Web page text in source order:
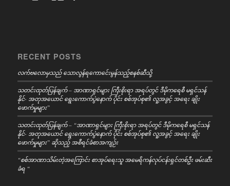
RECENT POSTS
လက်ဗလောမှသည် သောလွန်ရကောင်ေးမွန်သည့်စနစ်ဆီသို့
သတင်းထုတ်ပြန်ချက် – အာဏာရှင်များ ကြီးစိုးရာ အရပ်တွင် ဒီမိုကရေစီ မရှင်သန်
နိုင်- အတုအယောင် ရွေးကောက်ပွဲနောက် ပိုင်း စစ်အုပ်စု၏ လူ့အခွင့် အရေး ချိုး
ဖောက်မှုများ”
သတင်းထုတ်ပြန်ချက် – “အာဏာရှင်များ ကြီးစိုးရာ အရပ်တွင် ဒီမိုကရေစီ မရှင်သန်
နိုင်- အတုအယောင် ရွေးကောက်ပွဲနောက် ပိုင်း စစ်အုပ်စု၏ လူ့အခွင့် အရေး ချိုး
ဖောက်မှုများ” ဆိုသည့် အစီရင်ခံစာအကျဉ်း
“စစ်အာဏာသိမ်းတဲ့အကြောင်း စာအုပ်ရေးသူ အမေရိကန်လုပ်ငန်းရှင်တစ်ဦး ဖမ်းဆီး
ခံရ “